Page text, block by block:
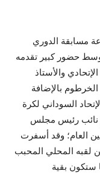
مسابقة الدوري
وسط حضور كبير تقدمه
والأستاذ
بالإضافة
السوداني لكرة
نائب رئيس مجلس
العام؛ وقد أسفرت
لقبه المحلي المحبب
ستكون بقية